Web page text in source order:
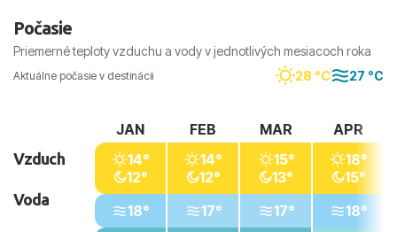
Počasie
Priemerné teploty vzduchu a vody v jednotlivých mesiacoch roka
Aktuálne počasie v destinácii 28 °C 27 °C
Vzduch
Voda
JAN
14°
12°
18°
FEB
14°
12°
17°
MAR
15°
13°
17°
APR
18°
15°
18°